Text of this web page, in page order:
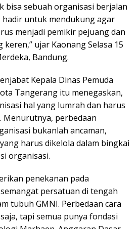
bisa sebuah organisasi berjalan
hadir untuk mendukung agar
menjadi pemikir pejuang dan
ujar Kaonang Selasa 15
Bandung.
Kepala Dinas Pemuda
Tangerang itu menegaskan,
hal yang lumrah dan harus
Menurutnya, perbedaan
bukanlah ancaman,
harus dikelola dalam bingkai
organisasi.
penekanan pada
persatuan di tengah
tubuh GMNI. Perbedaan cara
tapi semua punya fondasi